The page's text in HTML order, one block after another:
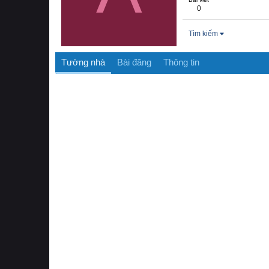
0
Tìm kiếm
Tường nhà Bài đăng Thông tin